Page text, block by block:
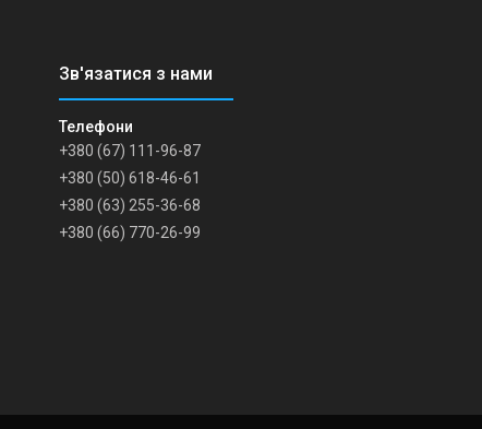
+380 (67) 111-96-87
+380 (50) 618-46-61
+380 (63) 255-36-68
+380 (66) 770-26-99